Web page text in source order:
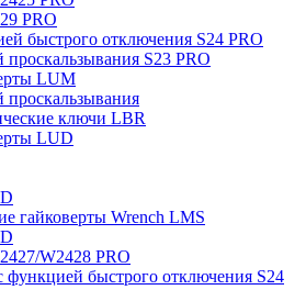
PRO
быстрого отключения S24 PRO
S23 PRO
LUM
ключи LBR
LUD
гайковерты Wrench LMS
W2428 PRO
быстрого отключения S24